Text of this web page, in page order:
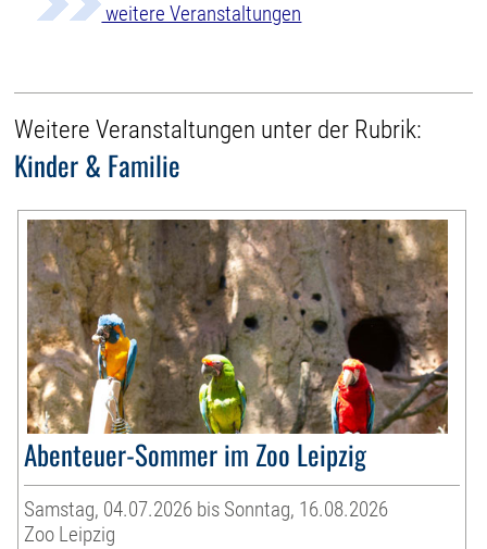
weitere Veranstaltungen
Weitere Veranstaltungen unter der Rubrik:
Kinder & Familie
Abenteuer-Sommer im Zoo Leipzig
Samstag, 04.07.2026 bis Sonntag, 16.08.2026
Zoo Leipzig